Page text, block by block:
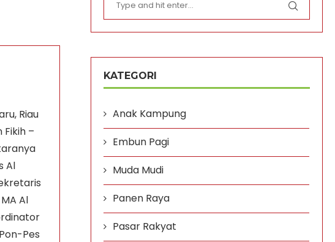
Riau
Fikih –
Al
Al
Pes
KATEGORI
Anak Kampung
Embun Pagi
Muda Mudi
Panen Raya
Pasar Rakyat